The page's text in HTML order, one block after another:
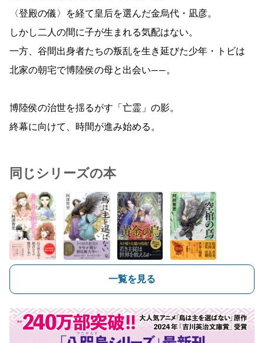
〈登殿の儀〉を経て皇后を選んだ金烏代・凪彦。
しかし二人の間に子が生まれる気配はない。
一方、谷間出身者たちの叛乱を生き延びた少年・トビは
北家の朝宅で博陸侯の母と出会い――。
博陸侯の治世を揺るがす「亡霊」の影。
終幕に向けて、時間が進み始める。
同じシリーズの本
一覧を見る